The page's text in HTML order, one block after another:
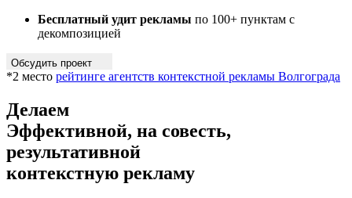
Бесплатный удит рекламы по 100+ пунктам с
декомпозицией
Обсудить проект
*2 место рейтинге агентств контекстной рекламы Волгограда
Делаем
Эффективной, на совесть,
результативной
контекстную рекламу